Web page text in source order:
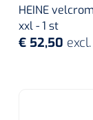
HEINE
xxl - 1 st
€ 52,50